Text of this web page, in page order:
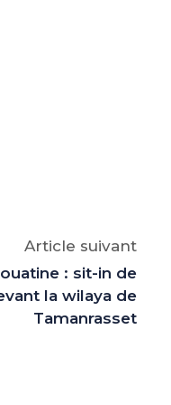
Article suivant
: sit-in de
la wilaya de
Tamanrasset